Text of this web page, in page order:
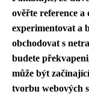
ověřte reference
experimentovat a
obchodovat s
budete
může být
tvorbu webových